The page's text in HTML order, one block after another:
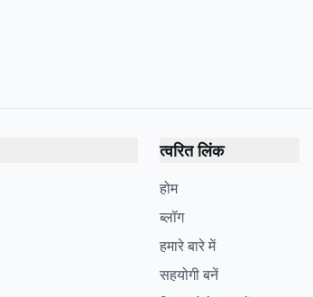
त्वरित लिंक
होम
ब्लॉग
हमारे बारे में
सहयोगी बनें